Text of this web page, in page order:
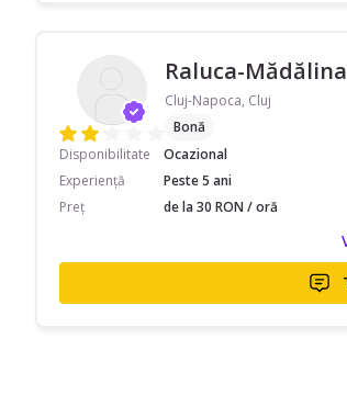
Raluca-
Cluj-Napoca, Cluj
Bonă
Disponibilitate
Ocazional
Experiență
Peste 5 ani
Preț
de la 30 RON / oră